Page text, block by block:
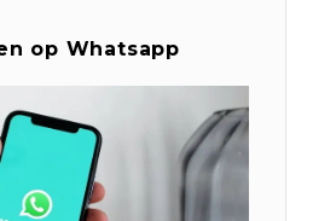
op Whatsapp